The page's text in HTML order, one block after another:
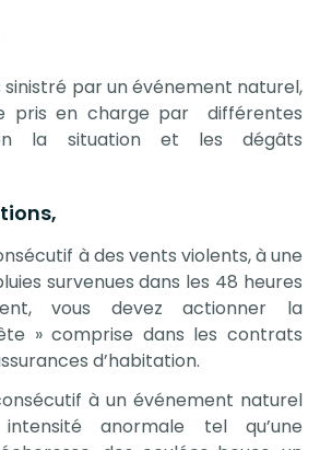
sinistré par un événement naturel,
pris en charge par
différentes
la situation et les dégâts
à des vents violents, à une
survenues dans les 48 heures
vous devez actionner la
» comprise dans les contrats
d’habitation.
à un événement naturel
anormale tel qu’une